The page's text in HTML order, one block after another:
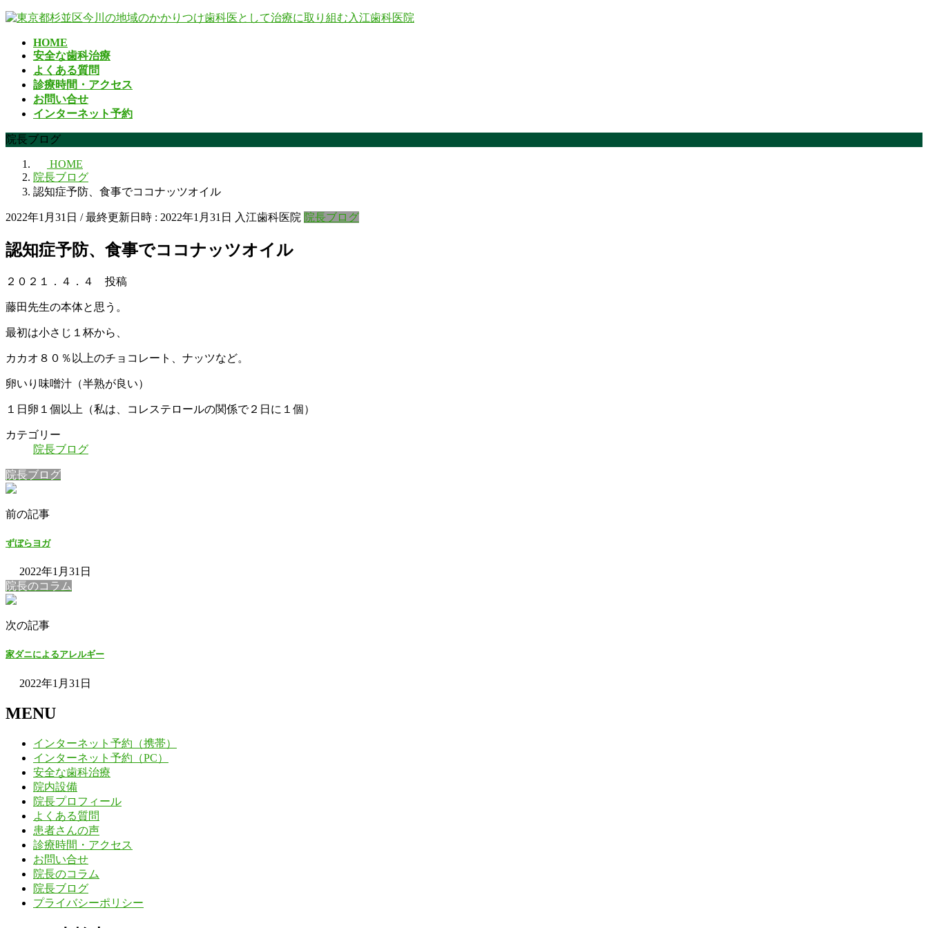
コ
ッ
プ
ナ
移
動
HOME
安全な歯科治療
よくある質問
診療時間・アクセス
お問い合せ
インターネット予約
院長ブログ
HOME
院長ブログ
認知症予防、食事でココナッツオイル
2022年1月31日 / 最終更新日時 : 2022年1月31日 入江歯科医院 院長ブログ
認知症予防、食事でココナッツオイル
２０２１．４．４ 投稿
藤田先生の本体と思う。
最初は小さじ１杯から、
カカオ８０％以上のチョコレート、ナッツなど。
卵いり味噌汁（半熟が良い）
１日卵１個以上（私は、コレステロールの関係で２日に１個）
カテゴリー
院長ブログ
院長ブログ
前の記事
ずぼらヨガ
2022年1月31日
院長のコラム
次の記事
家ダニによるアレルギー
2022年1月31日
MENU
インターネット予約（携帯）
インターネット予約（PC）
安全な歯科治療
院内設備
院長プロフィール
よくある質問
患者さんの声
診療時間・アクセス
お問い合せ
院長のコラム
院長ブログ
プライバシーポリシー